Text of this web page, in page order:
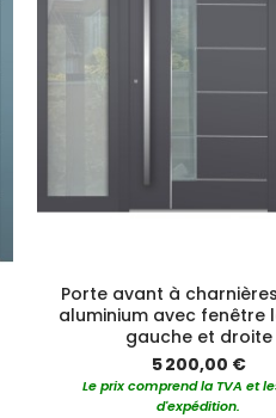
Porte avant à charnières
aluminium avec fenêtre
gauche et droite
5 200,00 €
Le prix comprend la TVA et
d'expédition.